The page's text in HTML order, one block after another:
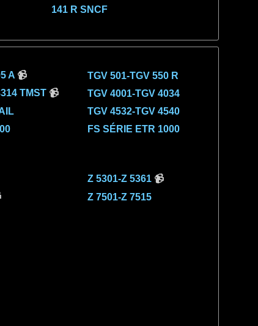
141 R SNCF
A📹
TGV 501-TGV 550 R
TMST📹
TGV 4001-TGV 4034
TGV 4532-TGV 4540
FS SÉRIE ETR 1000
Z 5301-Z 5361📹
Z 7501-Z 7515